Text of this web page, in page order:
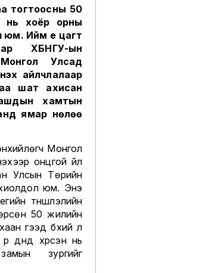
тогтоосны 50
нь хоёр орны
юм. Ийм үе цагт
ХБНГУ-ын
Улсад
айлчлалаар
шат ахисан
хамтын
ямар нөлөө
Монгол
онцгой үйл
Улсын Төрийн
юм. Энэ
түншлэлийн
50 жилийн
гээд бүхий л
дүнд хүрсэн нь
зургийг